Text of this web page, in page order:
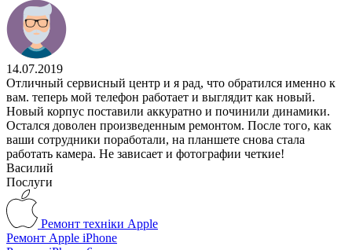
14.07.2019
Отличный сервисный центр и я рад, что обратился именно к
вам. теперь мой телефон работает и выглядит как новый.
Новый корпус поставили аккуратно и починили динамики.
Остался доволен произведенным ремонтом. После того, как
ваши сотрудники поработали, на планшете снова стала
работать камера. Не зависает и фотографии четкие!
Василий
Послуги
Ремонт техніки Apple
Ремонт Apple iPhone